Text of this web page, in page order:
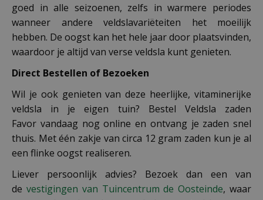
goed in alle seizoenen, zelfs in warmere periodes
wanneer andere veldslavariëteiten het moeilijk
hebben. De oogst kan het hele jaar door plaatsvinden,
waardoor je altijd van verse veldsla kunt genieten.
Direct Bestellen of Bezoeken
Wil je ook genieten van deze heerlijke, vitaminerijke
veldsla in je eigen tuin? Bestel Veldsla zaden
Favor vandaag nog online en ontvang je zaden snel
thuis. Met één zakje van circa 12 gram zaden kun je al
een flinke oogst realiseren.
Liever persoonlijk advies? Bezoek dan een van
de vestigingen van Tuincentrum de Oosteinde, waar